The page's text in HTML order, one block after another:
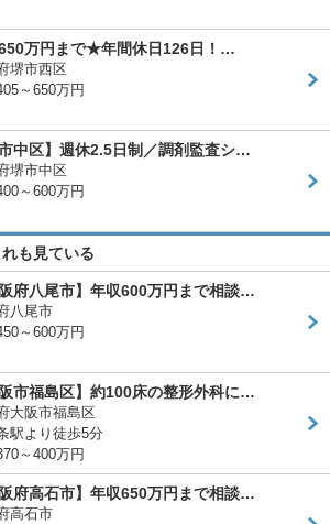
万円まで★年間休日126日！…
堺市西区
～650万円
市中区】週休2.5日制／調剤監査シ…
堺市中区
～600万円
も見ている
阪府八尾市】年収600万円まで相談…
八尾市
～600万円
阪市福島区】約100床の整形外科に…
大阪市福島区
駅より徒歩5分
～400万円
阪府高石市】年収650万円まで相談…
高石市